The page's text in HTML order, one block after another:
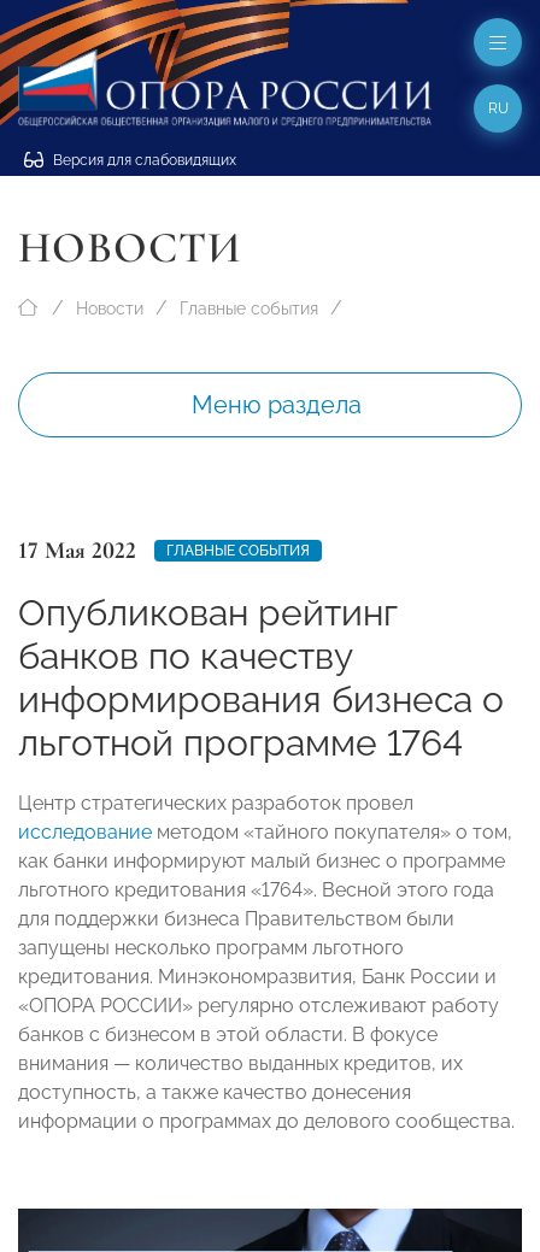
Версия для слабовидящих
RU
НОВОСТИ
Новости Главные события
Меню раздела
17 Мая 2022 ГЛАВНЫЕ СОБЫТИЯ
Опубликован рейтинг
банков по качеству
информирования бизнеса о
льготной программе 1764
Центр стратегических разработок провел
исследование методом «тайного покупателя» о том,
как банки информируют малый бизнес о программе
льготного кредитования «1764». Весной этого года
для поддержки бизнеса Правительством были
запущены несколько программ льготного
кредитования. Минэкономразвития, Банк России и
«ОПОРА РОССИИ» регулярно отслеживают работу
банков с бизнесом в этой области. В фокусе
внимания — количество выданных кредитов, их
доступность, а также качество донесения
информации о программах до делового сообщества.